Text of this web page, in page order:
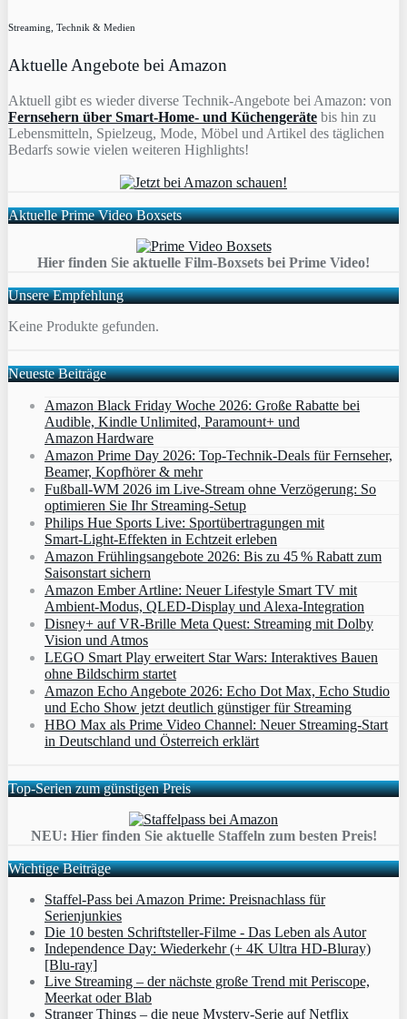
Streaming, Technik & Medien
Aktuelle Angebote bei Amazon
Aktuell gibt es wieder diverse Technik-Angebote bei Amazon: von
Fernsehern über Smart-Home- und Küchengeräte bis hin zu
Lebensmitteln, Spielzeug, Mode, Möbel und Artikel des täglichen
Bedarfs sowie vielen weiteren Highlights!
Aktuelle Prime Video Boxsets
Hier finden Sie aktuelle Film-Boxsets bei Prime Video!
Unsere Empfehlung
Keine Produkte gefunden.
Neueste Beiträge
Amazon Black Friday Woche 2026: Große Rabatte bei
Audible, Kindle Unlimited, Paramount+ und
Amazon Hardware
Amazon Prime Day 2026: Top-Technik-Deals für Fernseher,
Beamer, Kopfhörer & mehr
Fußball-WM 2026 im Live-Stream ohne Verzögerung: So
optimieren Sie Ihr Streaming-Setup
Philips Hue Sports Live: Sportübertragungen mit
Smart‑Light‑Effekten in Echtzeit erleben
Amazon Frühlingsangebote 2026: Bis zu 45 % Rabatt zum
Saisonstart sichern
Amazon Ember Artline: Neuer Lifestyle Smart TV mit
Ambient‑Modus, QLED‑Display und Alexa‑Integration
Disney+ auf VR-Brille Meta Quest: Streaming mit Dolby
Vision und Atmos
LEGO Smart Play erweitert Star Wars: Interaktives Bauen
ohne Bildschirm startet
Amazon Echo Angebote 2026: Echo Dot Max, Echo Studio
und Echo Show jetzt deutlich günstiger für Streaming
HBO Max als Prime Video Channel: Neuer Streaming‑Start
in Deutschland und Österreich erklärt
Top-Serien zum günstigen Preis
NEU: Hier finden Sie aktuelle Staffeln zum besten Preis!
Wichtige Beiträge
Staffel-Pass bei Amazon Prime: Preisnachlass für
Serienjunkies
Die 10 besten Schriftsteller-Filme - Das Leben als Autor
Independence Day: Wiederkehr (+ 4K Ultra HD-Bluray)
[Blu-ray]
Live Streaming – der nächste große Trend mit Periscope,
Meerkat oder Blab
Stranger Things – die neue Mystery-Serie auf Netflix